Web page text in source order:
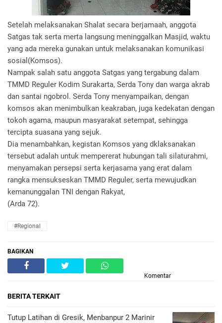
Setelah melaksanakan Shalat secara berjamaah, anggota
Satgas tak serta merta langsung meninggalkan Masjid, waktu
yang ada mereka gunakan untuk melaksanakan komunikasi
sosial(Komsos).
Nampak salah satu anggota Satgas yang tergabung dalam
TMMD Reguler Kodim Surakarta, Serda Tony dan warga akrab
dan santai ngobrol. Serda Tony menyampaikan, dengan
komsos akan menimbulkan keakraban, juga kedekatan dengan
tokoh agama, maupun masyarakat setempat, sehingga
tercipta suasana yang sejuk.
Dia menambahkan, kegistan Komsos yang dklaksanakan
tersebut adalah untuk mempererat hubungan tali silaturahmi,
menyamakan persepsi serta kerjasama yang erat dalam
rangka mensukseskan TMMD Reguler, serta mewujudkan
kemanunggalan TNI dengan Rakyat,
(Arda 72).
#Regional
BAGIKAN
Komentar
BERITA TERKAIT
Tutup Latihan di Gresik, Menbanpur 2 Marinir